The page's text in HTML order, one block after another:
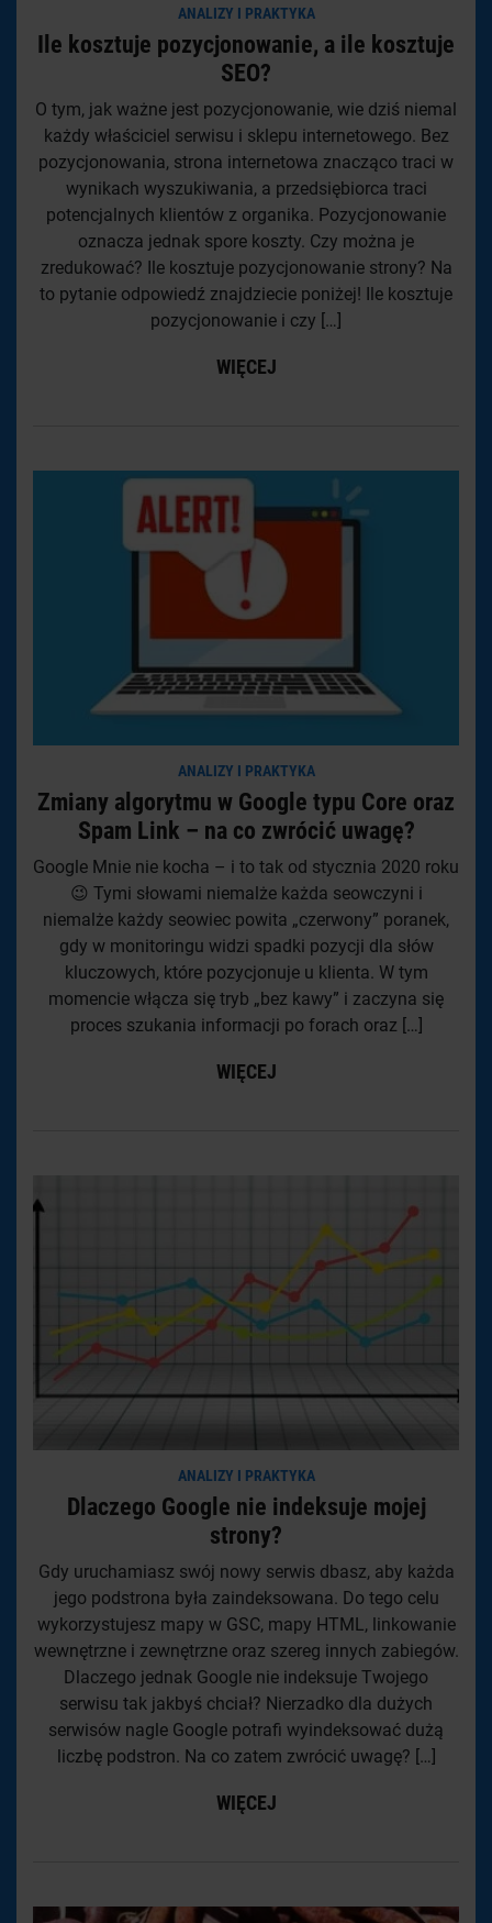
ANALIZY I PRAKTYKA
Ile kosztuje pozycjonowanie, a ile kosztuje
SEO?
O tym, jak ważne jest pozycjonowanie, wie dziś niemal
każdy właściciel serwisu i sklepu internetowego. Bez
pozycjonowania, strona internetowa znacząco traci w
wynikach wyszukiwania, a przedsiębiorca traci
potencjalnych klientów z organika. Pozycjonowanie
oznacza jednak spore koszty. Czy można je
zredukować? Ile kosztuje pozycjonowanie strony? Na
to pytanie odpowiedź znajdziecie poniżej! Ile kosztuje
pozycjonowanie i czy […]
WIĘCEJ
ANALIZY I PRAKTYKA
Zmiany algorytmu w Google typu Core oraz
Spam Link – na co zwrócić uwagę?
Google Mnie nie kocha – i to tak od stycznia 2020 roku
😉 Tymi słowami niemalże każda seowczyni i
niemalże każdy seowiec powita „czerwony” poranek,
gdy w monitoringu widzi spadki pozycji dla słów
kluczowych, które pozycjonuje u klienta. W tym
momencie włącza się tryb „bez kawy” i zaczyna się
proces szukania informacji po forach oraz […]
WIĘCEJ
ANALIZY I PRAKTYKA
Dlaczego Google nie indeksuje mojej
strony?
Gdy uruchamiasz swój nowy serwis dbasz, aby każda
jego podstrona była zaindeksowana. Do tego celu
wykorzystujesz mapy w GSC, mapy HTML, linkowanie
wewnętrzne i zewnętrzne oraz szereg innych zabiegów.
Dlaczego jednak Google nie indeksuje Twojego
serwisu tak jakbyś chciał? Nierzadko dla dużych
serwisów nagle Google potrafi wyindeksować dużą
liczbę podstron. Na co zatem zwrócić uwagę? […]
WIĘCEJ